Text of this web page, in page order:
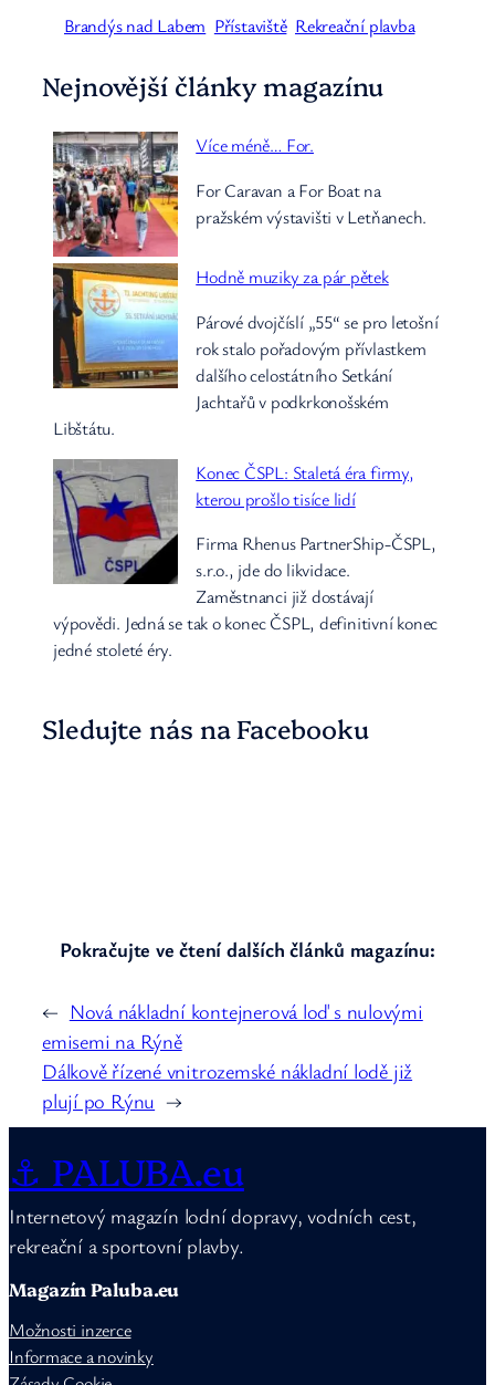
Brandýs nad Labem Přístaviště Rekreační plavba
Nejnovější články magazínu
Více méně… For.
For Caravan a For Boat na
pražském výstavišti v Letňanech.
Hodně muziky za pár pětek
Párové dvojčíslí „55“ se pro letošní
rok stalo pořadovým přívlastkem
dalšího celostátního Setkání
Jachtařů v podkrkonošském
Libštátu.
Konec ČSPL: Staletá éra firmy,
kterou prošlo tisíce lidí
Firma Rhenus PartnerShip-ČSPL,
s.r.o., jde do likvidace.
Zaměstnanci již dostávají
výpovědi. Jedná se tak o konec ČSPL, definitivní konec
jedné stoleté éry.
Sledujte nás na Facebooku
Pokračujte ve čtení dalších článků magazínu:
← Nová nákladní kontejnerová loď s nulovými
emisemi na Rýně
Dálkově řízené vnitrozemské nákladní lodě již
plují po Rýnu →
⚓ PALUBA.eu
Internetový magazín lodní dopravy, vodních cest,
rekreační a sportovní plavby.
Magazín Paluba.eu
Možnosti inzerce
Informace a novinky